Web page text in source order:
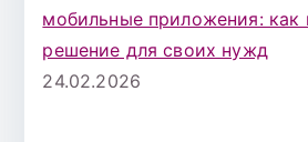
мобильные приложения: как
решение для своих нужд
24.02.2026